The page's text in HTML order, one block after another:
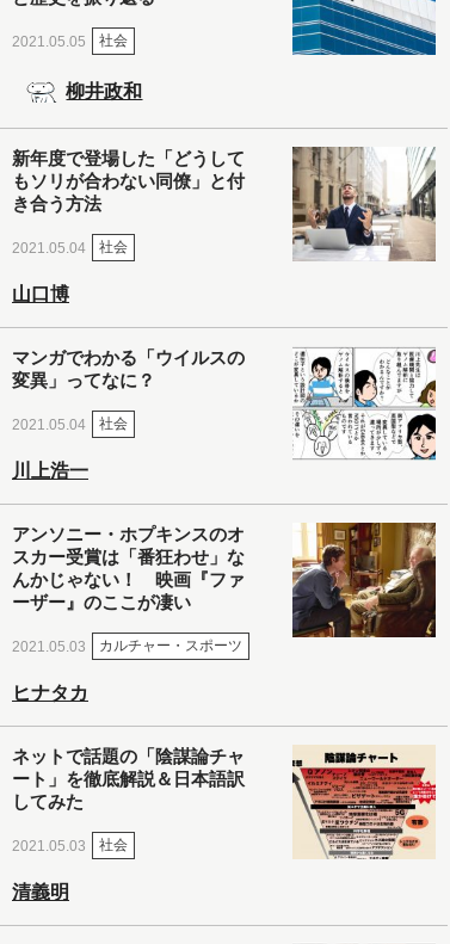
2021.05.05 社会
柳井政和
新年度で登場した「どうして
もソリが合わない同僚」と付
き合う方法
2021.05.04 社会
山口博
マンガでわかる「ウイルスの
変異」ってなに？
2021.05.04 社会
川上浩一
アンソニー・ホプキンスのオ
スカー受賞は「番狂わせ」な
んかじゃない！ 映画『ファ
ーザー』のここが凄い
2021.05.03 カルチャー・スポーツ
ヒナタカ
ネットで話題の「陰謀論チャ
ート」を徹底解説＆日本語訳
してみた
2021.05.03 社会
清義明